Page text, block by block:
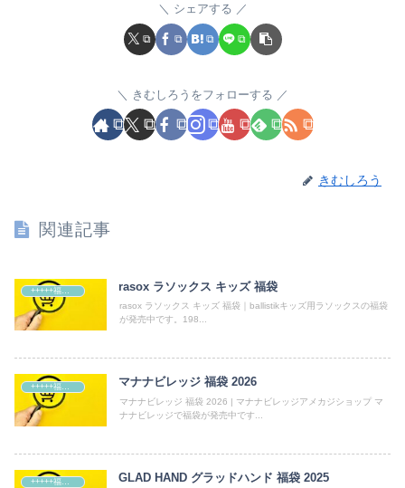
シェアする
きむしろうをフォローする
きむしろう
関連記事
rasox ラソックス キッズ 福袋
rasox ラソックス キッズ 福袋｜ballistikキッズ用ラソックスの福袋
が発売中です。198...
マナナビレッジ 福袋 2026
マナナビレッジ 福袋 2026 | マナナビレッジアメカジショップ マ
ナナビレッジで福袋が発売中です...
+++++福袋++++++ GLAD HAND グラッドハンド 福袋 2025